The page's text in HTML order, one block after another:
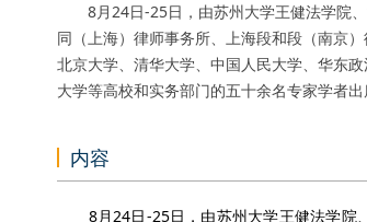
8月24日-25日，由苏州大学王健法学院、
同（上海）律师事务所、上海段和段（南京
北京大学、清华大学、中国人民大学、华东
大学等高校和实务部门的五十余名专家学者出
内容
8月24日-25日，由苏州大学王健法学院